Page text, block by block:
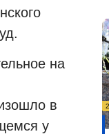
на
в
у